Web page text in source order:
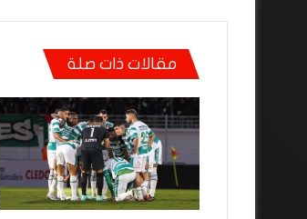
مقالات ذات صلة